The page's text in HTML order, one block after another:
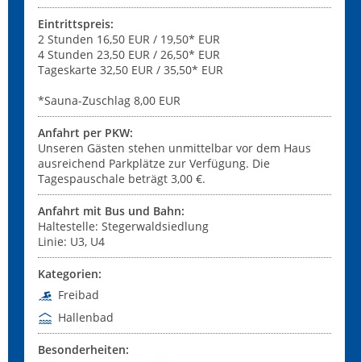
Eintrittspreis:
2 Stunden 16,50 EUR / 19,50* EUR
4 Stunden 23,50 EUR / 26,50* EUR
Tageskarte 32,50 EUR / 35,50* EUR
*Sauna-Zuschlag 8,00 EUR
Anfahrt per PKW:
Unseren Gästen stehen unmittelbar vor dem Haus
ausreichend Parkplätze zur Verfügung. Die
Tagespauschale beträgt 3,00 €.
Anfahrt mit Bus und Bahn:
Haltestelle: Stegerwaldsiedlung
Linie: U3, U4
Kategorien:
Freibad
Hallenbad
Besonderheiten: